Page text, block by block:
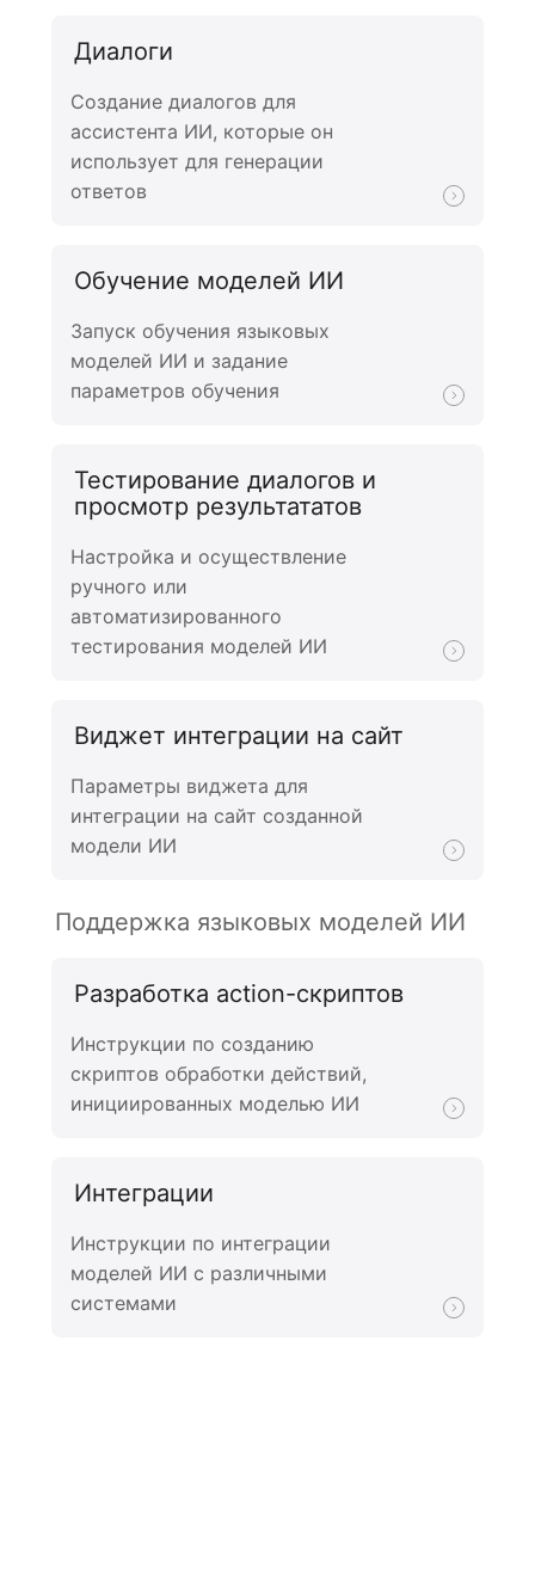
Диалоги
Создание диалогов для
ассистента ИИ, которые он
использует для генерации
ответов
Обучение моделей ИИ
Запуск обучения языковых
моделей ИИ и задание
параметров обучения
Тестирование диалогов и
просмотр результататов
Настройка и осуществление
ручного или
автоматизированного
тестирования моделей ИИ
Виджет интеграции на сайт
Параметры виджета для
интеграции на сайт созданной
модели ИИ
Поддержка языковых моделей ИИ
Разработка action-скриптов
Инструкции по созданию
скриптов обработки действий,
инициированных моделью ИИ
Интеграции
Инструкции по интеграции
моделей ИИ с различными
системами